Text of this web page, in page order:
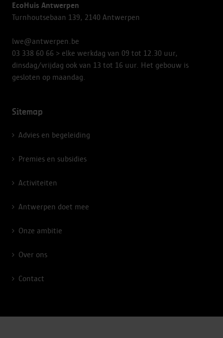
EcoHuis Antwerpen
Turnhoutsebaan 139, 2140 Antwerpen
lwe@antwerpen.be
03 338 60 66 > elke werkdag van 09 tot 12.30 uur,
dinsdag/vrijdag ook van 13 tot 16 uur. Het gebouw is
gesloten op maandag.
Sitemap
Advies en begeleiding
Premies en subsidies
Activiteiten
Antwerpen doet mee
Onze ambitie
Over ons
Contact